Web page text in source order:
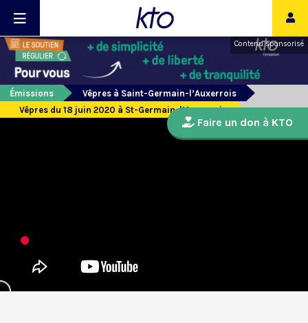
Contenu sponsorisé
Émissions
Vêpres à Saint-Germain-l’Auxerrois
Vêpres du 18 juin 2020 à St-Germain-l’Auxerrois
Faire un don à KTO